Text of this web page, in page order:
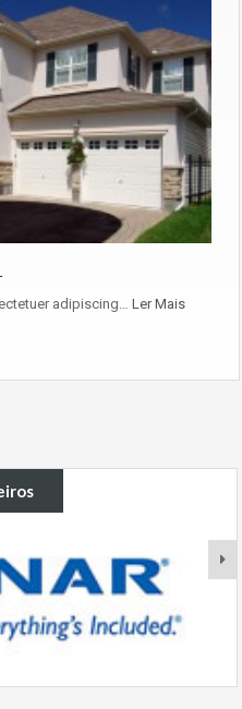
adipiscing… Ler Mais